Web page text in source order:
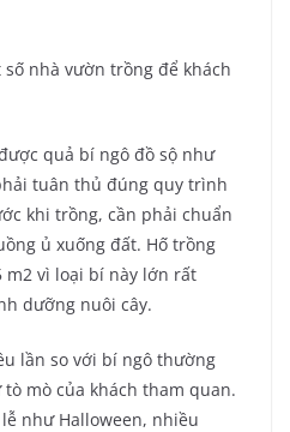
nhà vườn trồng để khách
quả bí ngô đồ sộ như
tuân thủ đúng quy trình
khi trồng, cần phải chuẩn
ủ xuống đất. Hố trồng
m2 vì loại bí này lớn rất
dưỡng nuôi cây.
lần so với bí ngô thường
mò của khách tham quan.
như Halloween, nhiều